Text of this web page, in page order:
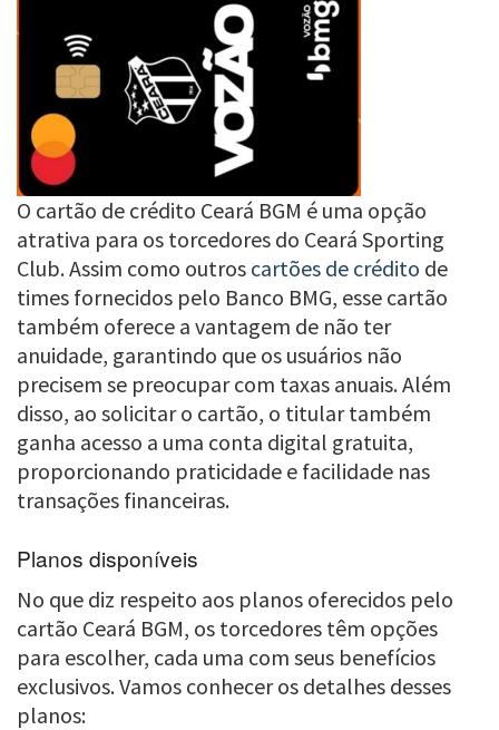
O cartão de crédito Ceará BGM é uma opção
atrativa para os torcedores do Ceará Sporting
Club. Assim como outros cartões de crédito de
times fornecidos pelo Banco BMG, esse cartão
também oferece a vantagem de não ter
anuidade, garantindo que os usuários não
precisem se preocupar com taxas anuais. Além
disso, ao solicitar o cartão, o titular também
ganha acesso a uma conta digital gratuita,
proporcionando praticidade e facilidade nas
transações financeiras.
Planos disponíveis
No que diz respeito aos planos oferecidos pelo
cartão Ceará BGM, os torcedores têm opções
para escolher, cada uma com seus benefícios
exclusivos. Vamos conhecer os detalhes desses
planos: